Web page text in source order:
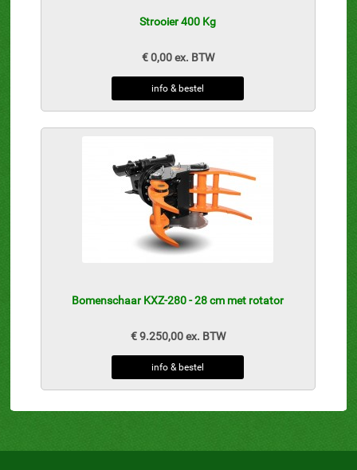
Strooier 400 Kg
€ 0,00 ex. BTW
info & bestel
Bomenschaar KXZ-280 - 28 cm met rotator
€ 9.250,00 ex. BTW
info & bestel